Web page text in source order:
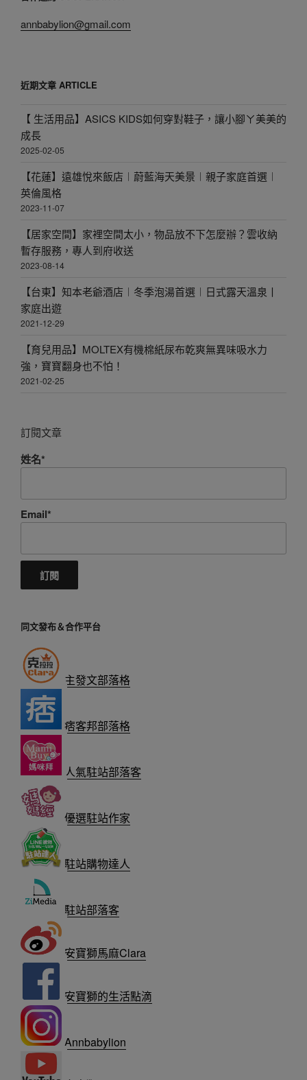
annbabylion@gmail.com
近期文章 ARTICLE
【 生活用品】ASICS KIDS如何穿對鞋子，讓小腳ㄚ美美的
成長
2025-02-05
【花蓮】遠雄悅來飯店︱蔚藍海天美景︱親子家庭首選︱
英倫風格
2023-11-07
【居家空間】家裡空間太小，物品放不下怎麼辦？雲收納
暫存服務，專人到府收送
2023-08-14
【台東】知本老爺酒店︱冬季泡湯首選︱日式露天溫泉丨
家庭出遊
2021-12-29
【育兒用品】MOLTEX有機棉紙尿布乾爽無異味吸水力
強，寶寶翻身也不怕！
2021-02-25
訂閱文章
姓名*
Email*
同文發布＆合作平台
主發文部落格
痞客邦部落格
人氣駐站部落客
優選駐站作家
駐站購物達人
駐站部落客
安寶獅馬麻Clara
安寶獅的生活點滴
Annbabylion